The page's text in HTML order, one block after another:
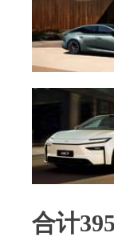
合计